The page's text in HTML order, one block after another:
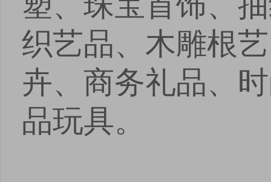
织艺品、木雕根
卉、商务礼品、
品玩具。